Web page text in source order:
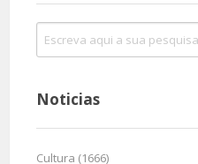
Noticias
Cultura (1666)